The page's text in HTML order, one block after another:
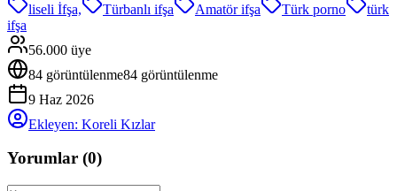
liseli İfşa, Türbanlı ifşa Amatör ifşa Türk porno
türk
ifşa
56.000 üye
84 görüntülenme84 görüntülenme
9 Haz 2026
Ekleyen: Koreli Kızlar
Yorumlar (0)